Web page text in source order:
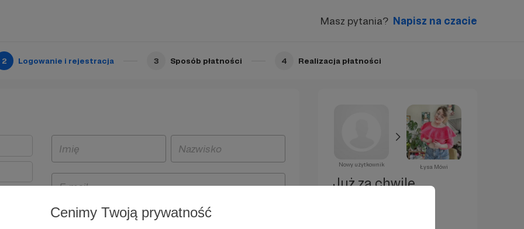
Cenimy Twoją prywatność
Masz pytania? Napisz na czacie
2 Logowanie i rejestracja 3 Sposób płatności 4 Realizacja płatności
Nowy użytkownik Łysa Mówi
Już za chwilę